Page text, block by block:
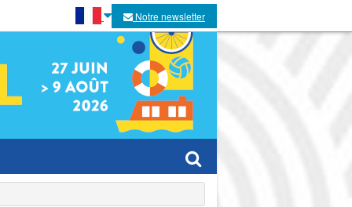
Notre newsletter